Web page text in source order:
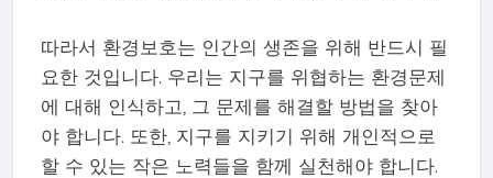
따라서 환경보호는 인간의 생존을 위해 반드시 필
요한 것입니다. 우리는 지구를 위협하는 환경문제
에 대해 인식하고, 그 문제를 해결할 방법을 찾아
야 합니다. 또한, 지구를 지키기 위해 개인적으로
할 수 있는 작은 노력들을 함께 실천해야 합니다.